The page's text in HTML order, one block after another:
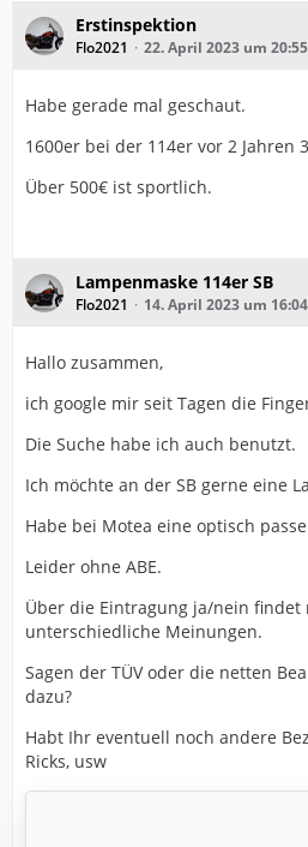
Erstinspektion
Flo2021 22. April 2023 um 20:55
Habe gerade mal geschaut.
1600er bei der 114er vor 2 Jahren
Über 500€ ist sportlich.
Lampenmaske 114er SB
Flo2021 14. April 2023 um 16:04
Hallo zusammen,
ich google mir seit Tagen die
Die Suche habe ich auch benutzt.
Ich möchte an der SB gerne eine
Habe bei Motea eine optisch
Leider ohne ABE.
Über die Eintragung ja/nein findet
unterschiedliche Meinungen.
Sagen der TÜV oder die netten
dazu?
Habt Ihr eventuell noch andere
Ricks, usw